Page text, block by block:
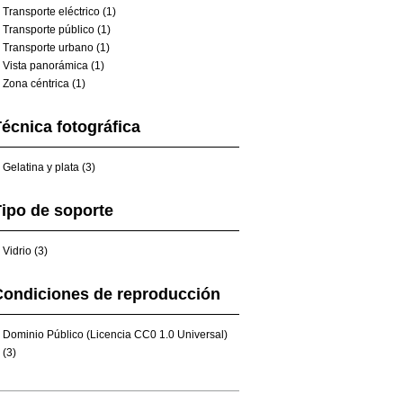
Transporte eléctrico (1)
Transporte público (1)
Transporte urbano (1)
Vista panorámica (1)
Zona céntrica (1)
fotográfica
Gelatina y plata (3)
de soporte
Vidrio (3)
de reproducción
Dominio Público (Licencia CC0 1.0 Universal)
(3)